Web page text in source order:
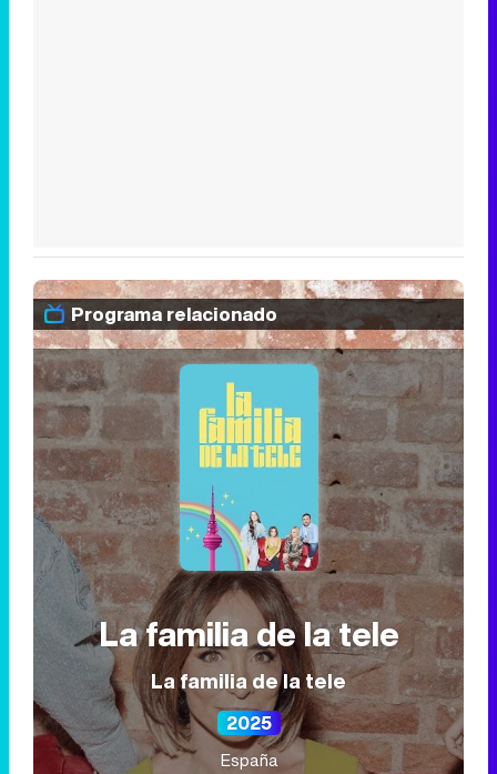
Programa relacionado
La familia de la tele
La familia de la tele
2025
España